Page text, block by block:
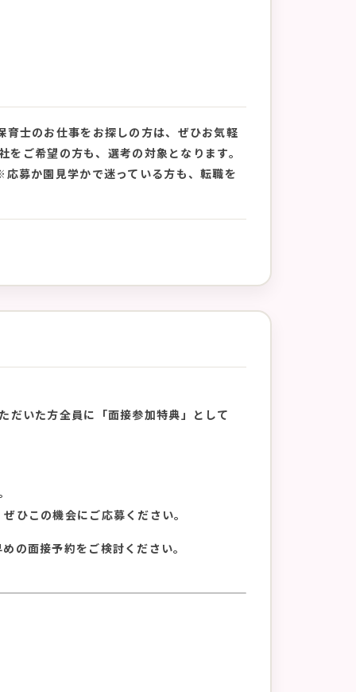
育士のお仕事をお探しの方は、ぜひお気軽
ご希望の方も、選考の対象となります。
募か園見学かで迷っている方も、転職を
だいた方全員に「面接参加特典」として
ひこの機会にご応募ください。
の面接予約をご検討ください。